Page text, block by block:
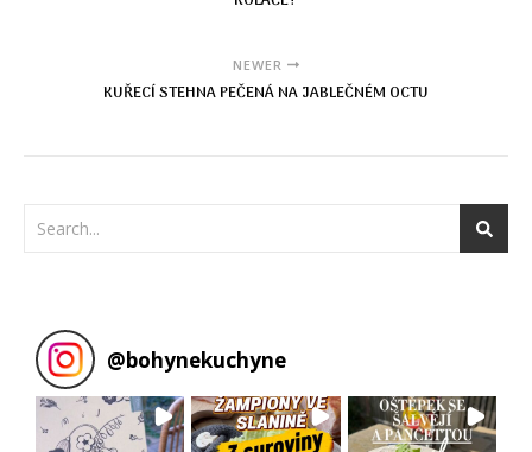
NEWER
KUŘECÍ STEHNA PEČENÁ NA JABLEČNÉM OCTU
@bohynekuchyne